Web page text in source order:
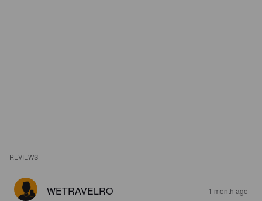
REVIEWS
WETRAVELRO 1 month ago